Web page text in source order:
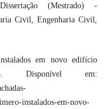
(Mestrado) -
Civil, Engenharia Civil,
em novo edifício
Disponível em:
instalados-em-novo-